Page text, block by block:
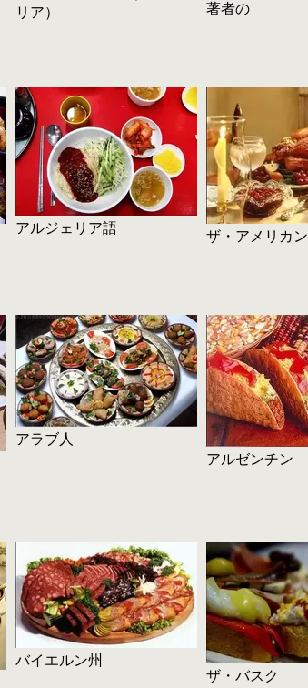
リア）
著者の
アルジェリア語 ザ・アメリカン
アラブ人
アルゼンチン
バイエルン州
ザ・バスク